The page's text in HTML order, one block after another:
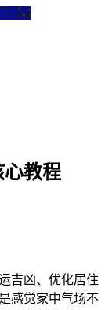
房产
布局核
心教程
吉凶、优化居住
感觉家中气场不